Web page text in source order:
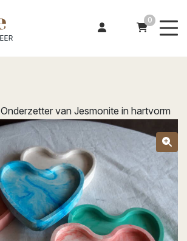
0
Onderzetter van Jesmonite in hartvorm